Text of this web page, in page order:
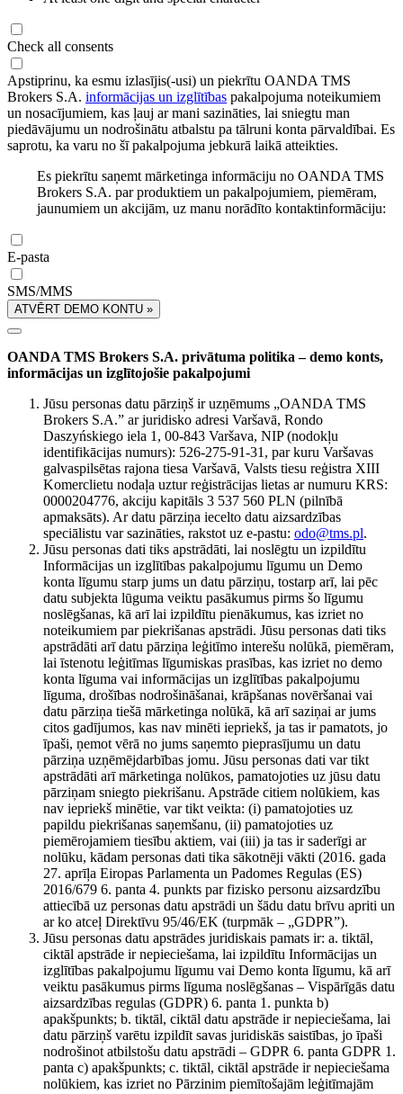
Check all consents
Apstiprinu, ka esmu izlasījis(-usi) un piekrītu OANDA TMS
Brokers S.A. informācijas un izglītības pakalpojuma noteikumiem
un nosacījumiem, kas ļauj ar mani sazināties, lai sniegtu man
piedāvājumu un nodrošinātu atbalstu pa tālruni konta pārvaldībai. Es
saprotu, ka varu no šī pakalpojuma jebkurā laikā atteikties.
Es piekrītu saņemt mārketinga informāciju no OANDA TMS
Brokers S.A. par produktiem un pakalpojumiem, piemēram,
jaunumiem un akcijām, uz manu norādīto kontaktinformāciju:
E-pasta
SMS/MMS
ATVĒRT DEMO KONTU »
OANDA TMS Brokers S.A. privātuma politika – demo konts,
informācijas un izglītojošie pakalpojumi
Jūsu personas datu pārziņš ir uzņēmums „OANDA TMS
Brokers S.A.” ar juridisko adresi Varšavā, Rondo
Daszyńskiego iela 1, 00-843 Varšava, NIP (nodokļu
identifikācijas numurs): 526-275-91-31, par kuru Varšavas
galvaspilsētas rajona tiesa Varšavā, Valsts tiesu reģistra XIII
Komerclietu nodaļa uztur reģistrācijas lietas ar numuru KRS:
0000204776, akciju kapitāls 3 537 560 PLN (pilnībā
apmaksāts). Ar datu pārziņa iecelto datu aizsardzības
speciālistu var sazināties, rakstot uz e-pastu: odo@tms.pl.
Jūsu personas dati tiks apstrādāti, lai noslēgtu un izpildītu
Informācijas un izglītības pakalpojumu līgumu un Demo
konta līgumu starp jums un datu pārziņu, tostarp arī, lai pēc
datu subjekta lūguma veiktu pasākumus pirms šo līgumu
noslēgšanas, kā arī lai izpildītu pienākumus, kas izriet no
noteikumiem par piekrišanas apstrādi. Jūsu personas dati tiks
apstrādāti arī datu pārziņa leģitīmo interešu nolūkā, piemēram,
lai īstenotu leģitīmas līgumiskas prasības, kas izriet no demo
konta līguma vai informācijas un izglītības pakalpojumu
līguma, drošības nodrošināšanai, krāpšanas novēršanai vai
datu pārziņa tiešā mārketinga nolūkā, kā arī saziņai ar jums
citos gadījumos, kas nav minēti iepriekš, ja tas ir pamatots, jo
īpaši, ņemot vērā no jums saņemto pieprasījumu un datu
pārziņa uzņēmējdarbības jomu. Jūsu personas dati var tikt
apstrādāti arī mārketinga nolūkos, pamatojoties uz jūsu datu
pārziņam sniegto piekrišanu. Apstrāde citiem nolūkiem, kas
nav iepriekš minētie, var tikt veikta: (i) pamatojoties uz
papildu piekrišanas saņemšanu, (ii) pamatojoties uz
piemērojamiem tiesību aktiem, vai (iii) ja tas ir saderīgi ar
nolūku, kādam personas dati tika sākotnēji vākti (2016. gada
27. aprīļa Eiropas Parlamenta un Padomes Regulas (ES)
2016/679 6. panta 4. punkts par fizisko personu aizsardzību
attiecībā uz personas datu apstrādi un šādu datu brīvu apriti un
ar ko atceļ Direktīvu 95/46/EK (turpmāk – „GDPR”).
Jūsu personas datu apstrādes juridiskais pamats ir: a. tiktāl,
ciktāl apstrāde ir nepieciešama, lai izpildītu Informācijas un
izglītības pakalpojumu līgumu vai Demo konta līgumu, kā arī
veiktu pasākumus pirms līguma noslēgšanas – Vispārīgās datu
aizsardzības regulas (GDPR) 6. panta 1. punkta b)
apakšpunkts; b. tiktāl, ciktāl datu apstrāde ir nepieciešama, lai
datu pārziņš varētu izpildīt savas juridiskās saistības, jo īpaši
nodrošinot atbilstošu datu apstrādi – GDPR 6. panta GDPR 1.
panta c) apakšpunkts; c. tiktāl, ciktāl apstrāde ir nepieciešama
nolūkiem, kas izriet no Pārzinim piemītošajām leģitīmajām